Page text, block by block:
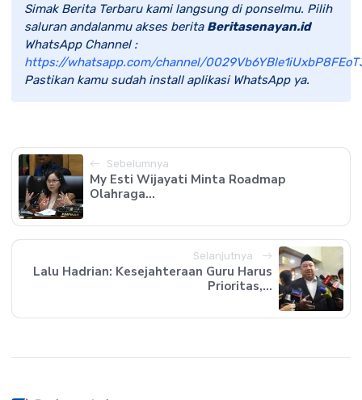
Simak Berita Terbaru kami langsung di ponselmu. Pilih
saluran andalanmu akses berita Beritasenayan.id
WhatsApp Channel :
https://whatsapp.com/channel/
Pastikan kamu sudah install aplikasi WhatsApp ya.
Sebelumnya
My Esti Wijayati Minta Roadmap
Olahraga...
Selanjutnya
Lalu Hadrian: Kesejahteraan Guru Harus
Prioritas,...